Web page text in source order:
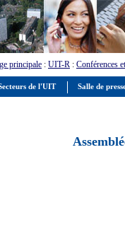
principale : UIT-R : Conférences
de l'UIT Salle de